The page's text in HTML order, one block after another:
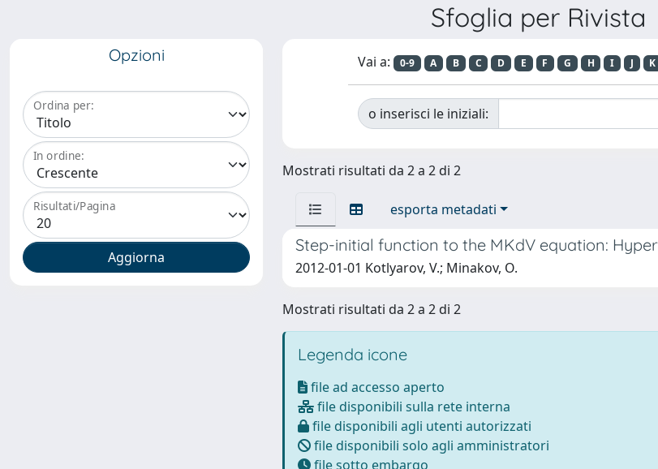
Sfoglia per Rivista
Opzioni
Ordina per:
In ordine:
Risultati/Pagina
Vai a: 0-9 A B C D E F G H I J K
o inserisci le iniziali:
Mostrati risultati da 2 a 2 di 2
esporta metadati
Step-initial function to the MKdV equation:
2012-01-01 Kotlyarov, V.; Minakov, O.
Mostrati risultati da 2 a 2 di 2
Legenda icone
file ad accesso aperto
file disponibili sulla rete interna
file disponibili agli utenti autorizzati
file disponibili solo agli amministratori
file sotto embargo